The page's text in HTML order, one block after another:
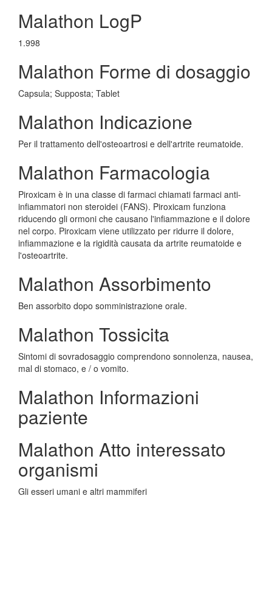
Malathon LogP
1.998
Malathon Forme di dosaggio
Capsula; Supposta; Tablet
Malathon Indicazione
Per il trattamento dell'osteoartrosi e dell'artrite reumatoide.
Malathon Farmacologia
Piroxicam è in una classe di farmaci chiamati farmaci anti-
infiammatori non steroidei (FANS). Piroxicam funziona
riducendo gli ormoni che causano l'infiammazione e il dolore
nel corpo. Piroxicam viene utilizzato per ridurre il dolore,
infiammazione e la rigidità causata da artrite reumatoide e
l'osteoartrite.
Malathon Assorbimento
Ben assorbito dopo somministrazione orale.
Malathon Tossicita
Sintomi di sovradosaggio comprendono sonnolenza, nausea,
mal di stomaco, e / o vomito.
Malathon Informazioni
paziente
Malathon Atto interessato
organismi
Gli esseri umani e altri mammiferi